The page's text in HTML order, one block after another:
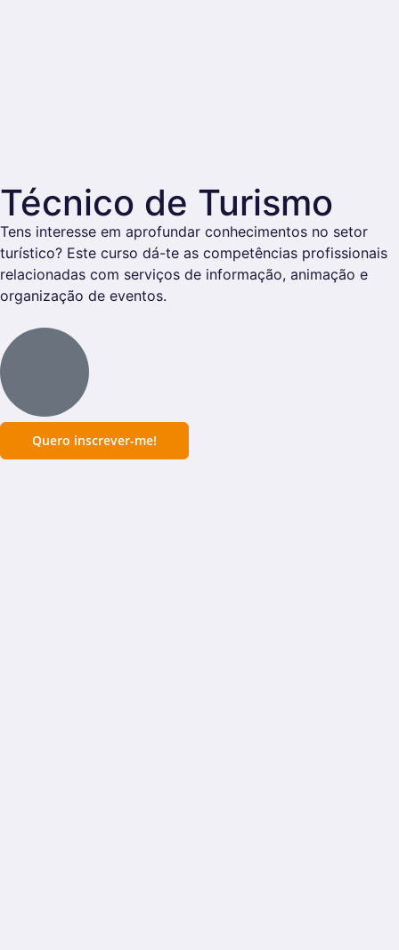
Técnico de Turismo
Tens interesse em aprofundar conhecimentos no setor
turístico? Este curso dá-te as competências profissionais
relacionadas com serviços de informação, animação e
organização de eventos.
Quero inscrever-me!